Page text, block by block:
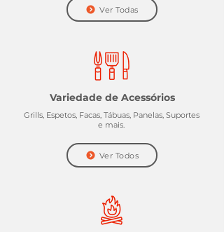
Ver Todas
Variedade de Acessórios
Grills, Espetos, Facas, Tábuas, Panelas, Suportes
e mais.
Ver Todos